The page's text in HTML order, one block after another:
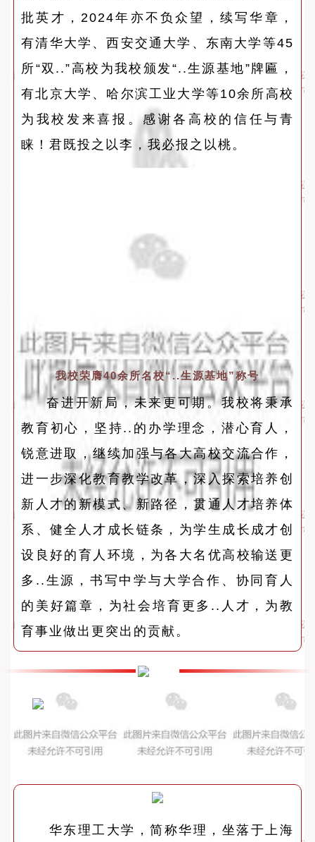
批英才，2024年亦不负众望，续写华章，
有清华大学、西安交通大学、东南大学等45
所“双..”高校为我校颁发“..生源基地”牌匾，
有北京大学、哈尔滨工业大学等10余所高校
为我校发来喜报。感谢各高校的信任与青
睐！君既投之以李，我必报之以桃。
我校荣膺40余所名校“..生源基地”称号
奋进开新局，未来更可期。我校将秉承
教育初心，坚持..的办学理念，潜心育人，
锐意进取，继续加强与各大高校交流合作，
进一步深化教育教学改革，深入探索培养创
新人才的新模式、新路径，贯通人才培养体
系、健全人才成长链条，为学生成长成才创
设良好的育人环境，为各大名优高校输送更
多..生源，书写中学与大学合作、协同育人
的美好篇章，为社会培育更多..人才，为教
育事业做出更突出的贡献。
华东理工大学，简称华理，坐落于上海